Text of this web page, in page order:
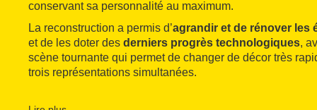
conservant sa personnalité au maximum.
La reconstruction a permis d’agrandir et de rénover les
et de les doter des derniers progrès technologiques,
scène tournante qui permet de changer de décor très
trois représentations simultanées.